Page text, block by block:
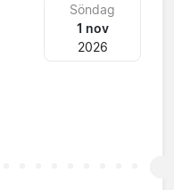
Söndag
1 nov
2026